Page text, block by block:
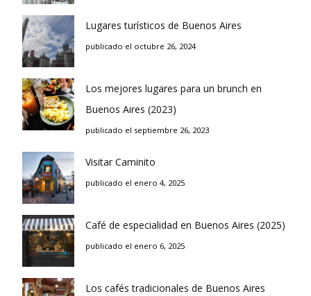
Lugares turísticos de Buenos Aires
publicado el octubre 26, 2024
Los mejores lugares para un brunch en
Buenos Aires (2023)
publicado el septiembre 26, 2023
Visitar Caminito
publicado el enero 4, 2025
Café de especialidad en Buenos Aires (2025)
publicado el enero 6, 2025
Los cafés tradicionales de Buenos Aires